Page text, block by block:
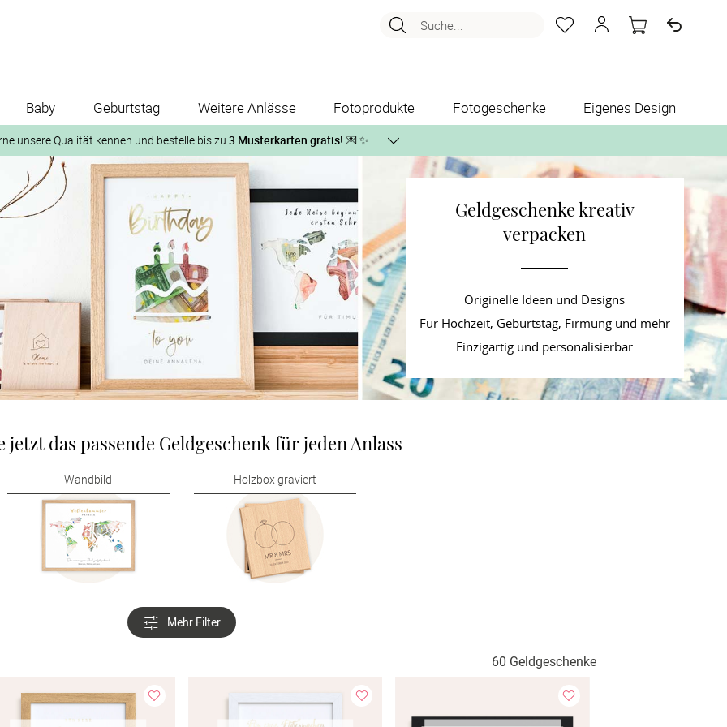
Suche...
Baby Geburtstag Weitere Anlässe Fotoprodukte Fotogeschenke Eigenes Design
unsere Qualität kennen und bestelle bis zu 3 Musterkarten gratis! 💌 ✨
1. Wähle bis zu 3 Kartendesigns
auf der jeweiligen Produktseite und lasse Dir die Karten kostenlos per Post zusenden.
Geldgeschenke kreativ
verpacken
Originelle Ideen und Designs
Für Hochzeit, Geburtstag, Firmung und mehr
Einzigartig und personalisierbar
jetzt das passende Geldgeschenk für jeden Anlass
Wandbild Holzbox graviert
Mehr Filter
60 Geldgeschenke